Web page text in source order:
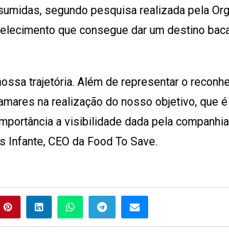
segundo pesquisa realizada pela
que consegue dar um destino
trajetória. Além de representar o
na realização do nosso objetivo, que
a visibilidade dada pela
CEO da Food To Save.